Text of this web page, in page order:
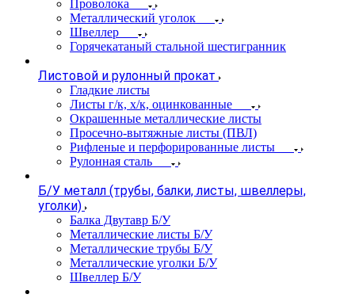
Проволока
Металлический уголок
Швеллер
Горячекатаный стальной шестигранник
Листовой и рулонный прокат
Гладкие листы
Листы г/к, х/к, оцинкованные
Окрашенные металлические листы
Просечно-вытяжные листы (ПВЛ)
Рифленые и перфорированные листы
Рулонная сталь
Б/У металл (трубы, балки, листы, швеллеры,
уголки)
Балка Двутавр Б/У
Металлические листы Б/У
Металлические трубы Б/У
Металлические уголки Б/У
Швеллер Б/У